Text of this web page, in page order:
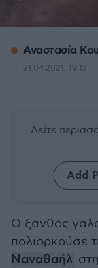
Αναστασία
21.04.2021, 19:13
Δείτε
Add
Ο ξανθός
πολιορκούσε
Ναναθαήλ